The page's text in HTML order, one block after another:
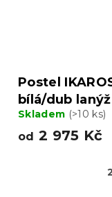
Postel
bílá/dub lanýž
Skladem (>10 ks)
od 2 975 Kč